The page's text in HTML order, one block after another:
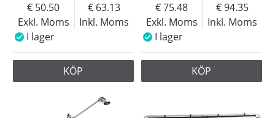
Exkl. Moms
50.50
Inkl. Moms
63.13
I lager
KÖP
Exkl. Moms
75.48
Inkl. Moms
94.35
I lager
KÖP